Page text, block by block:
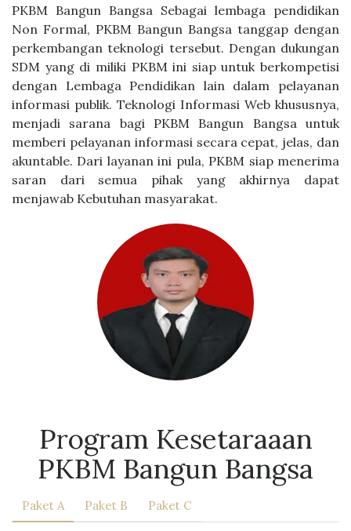
PKBM Bangun Bangsa Sebagai lembaga pendidikan
Non Formal, PKBM Bangun Bangsa tanggap dengan
perkembangan teknologi tersebut. Dengan dukungan
SDM yang di miliki PKBM ini siap untuk berkompetisi
dengan Lembaga Pendidikan lain dalam pelayanan
informasi publik. Teknologi Informasi Web khususnya,
menjadi sarana bagi PKBM Bangun Bangsa untuk
memberi pelayanan informasi secara cepat, jelas, dan
akuntable. Dari layanan ini pula, PKBM siap menerima
saran dari semua pihak yang akhirnya dapat
menjawab Kebutuhan masyarakat.
Program Kesetaraaan
PKBM Bangun Bangsa
Paket A Paket B Paket C